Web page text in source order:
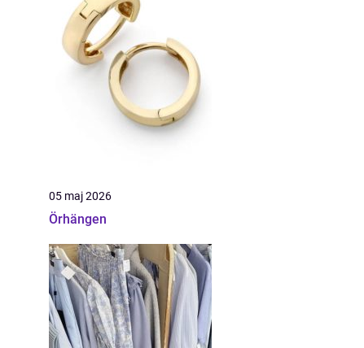
05 maj 2026
Örhängen